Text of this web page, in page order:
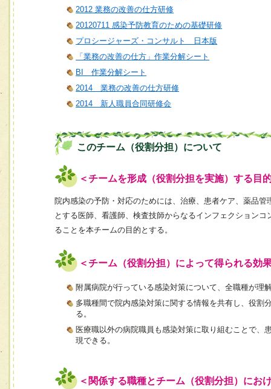
2012 業務の改善の仕方研修
20120711 感染予防教育のための基礎研修
プロシージャーズ・コンサルト 日本版
「業務の改善の仕方」作業分解シート
BI 作業分解シート
2014 業務の改善の仕方研修
2014 新人職員合同研修会
このチーム（役割分担）について
＜チームを形成（役割分担を実施）する目
院内感染の予防・対応のためには、治療、患者ケア、薬品
とする医師、看護師、検査技師からなるインフェクション
ることを本チームの目的とする。
＜チーム（役割分担）によって得られる効
附属病院が行っている感染対策について、全職種が理
多職種間で院内感染対策に関する情報を共有し、役割
る。
医療職以外の病院職員も感染対策に取り組むことで、
現できる。
＜関係する職種とチーム（役割分担）にお